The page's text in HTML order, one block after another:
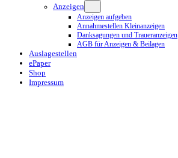
Anzeigen
Anzeigen aufgeben
Annahmestellen Kleinanzeigen
Danksagungen und Traueranzeigen
AGB für Anzeigen & Beilagen
Auslagestellen
ePaper
Shop
Impressum